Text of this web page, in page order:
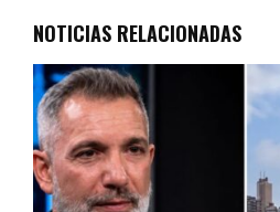
NOTICIAS RELACIONADAS